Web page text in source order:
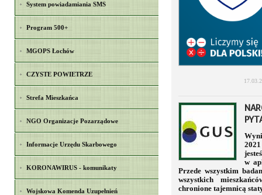
System powiadamiania SMS
Program 500+
MGOPS Łochów
CZYSTE POWIETRZE
Strefa Mieszkańca
NGO Organizacje Pozarządowe
Informacje Urzędu Skarbowego
KORONAWIRUS - komunikaty
Wojskowa Komenda Uzupełnień
w
Przede wszystkim
wszystkich
chronione tajemnicą